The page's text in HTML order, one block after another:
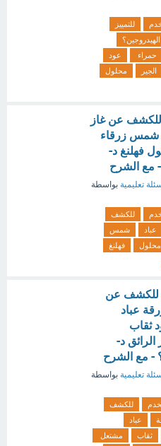
للتمييز
الهيدروجين؟
حمراء
عود
الجير
محلول
عن غاز
شمس زرقاء
فهلنغ د-
مع الشرح
تعليمية بواسطة
للكشف
عباد
شمس
محلول
فهلنغ
للكشف عن
عباد
ثقاب
د-
- مع الشرح
تعليمية بواسطة
للكشف
عباد
ثقاب
مشتعل